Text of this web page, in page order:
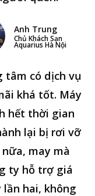
Anh Trung
Chủ Khách Sạn
Aquarius Hà Nội
tâm có dịch vụ
khá tốt. Máy
hết thời gian
lại bị rơi vỡ
nữa, may mà
ty hỗ trợ giá
lần hai, không